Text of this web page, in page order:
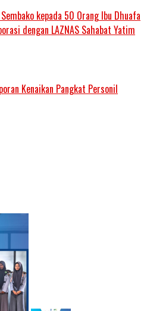
kepada 50 Orang lbu Dhuafa
dengan LAZNAS Sahabat Yatim
Kenaikan Pangkat Personil